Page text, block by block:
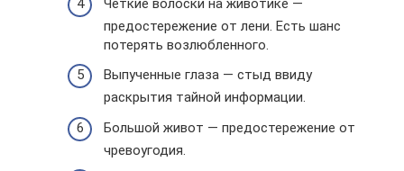
предостережение от лени. Есть шанс
потерять возлюбленного.
Выпученные глаза — стыд ввиду
раскрытия тайной информации.
Большой живот — предостережение от
чревоугодия.